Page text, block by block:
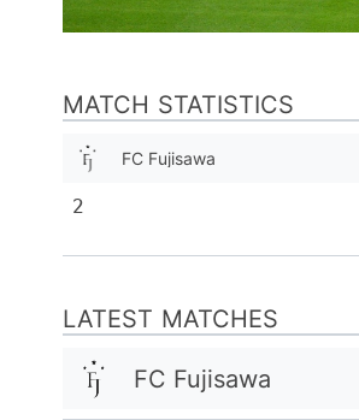
MATCH STATISTICS
FC Fujisawa
2
LATEST MATCHES
FC Fujisawa